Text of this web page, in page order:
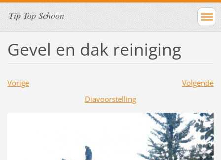
Tip Top Schoon
Gevel en dak reiniging
Vorige
Volgende
Diavoorstelling